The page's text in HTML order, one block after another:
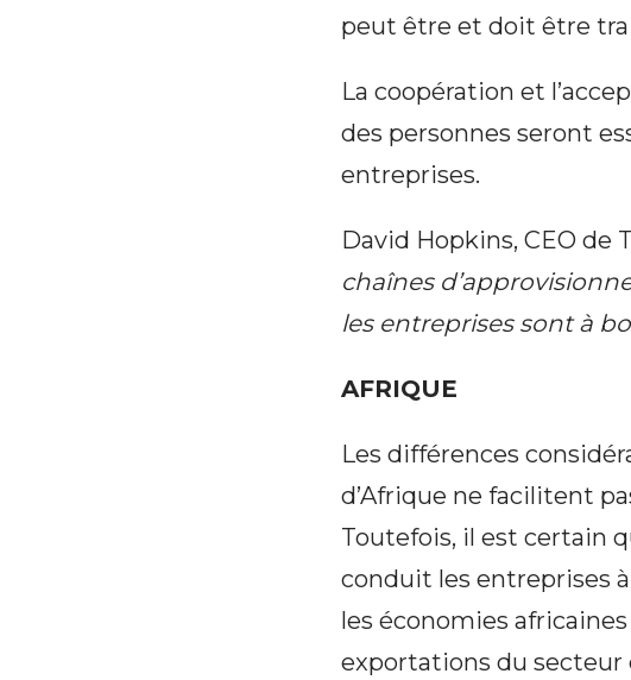
peut être et doit être
La coopération et
des personnes seront
entreprises.
David Hopkins, CEO de
chaînes
les entreprises sont à
AFRIQUE
Les différences
d’Afrique ne facilitent
Toutefois, il est certain
conduit les entreprises
les économies
exportations du secteur